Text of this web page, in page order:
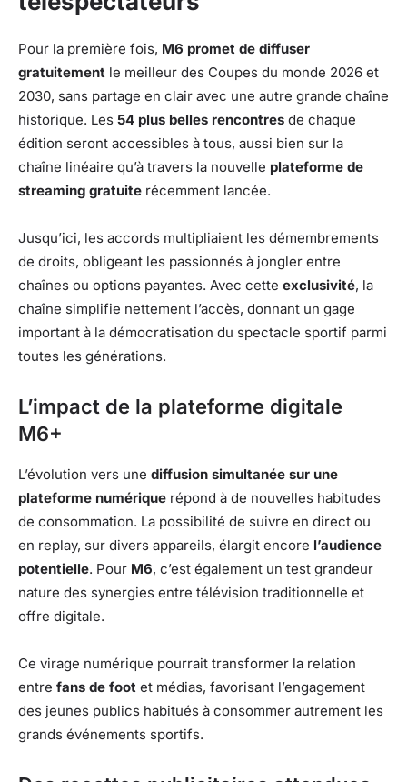
Pour la première fois, M6 promet de diffuser
gratuitement le meilleur des Coupes du monde 2026 et
2030, sans partage en clair avec une autre grande chaîne
historique. Les 54 plus belles rencontres de chaque
édition seront accessibles à tous, aussi bien sur la
chaîne linéaire qu’à travers la nouvelle plateforme de
streaming gratuite récemment lancée.
Jusqu’ici, les accords multipliaient les démembrements
de droits, obligeant les passionnés à jongler entre
chaînes ou options payantes. Avec cette exclusivité, la
chaîne simplifie nettement l’accès, donnant un gage
important à la démocratisation du spectacle sportif parmi
toutes les générations.
L’impact de la plateforme digitale
M6+
L’évolution vers une diffusion simultanée sur une
plateforme numérique répond à de nouvelles habitudes
de consommation. La possibilité de suivre en direct ou
en replay, sur divers appareils, élargit encore l’audience
potentielle. Pour M6, c’est également un test grandeur
nature des synergies entre télévision traditionnelle et
offre digitale.
Ce virage numérique pourrait transformer la relation
entre fans de foot et médias, favorisant l’engagement
des jeunes publics habitués à consommer autrement les
grands événements sportifs.